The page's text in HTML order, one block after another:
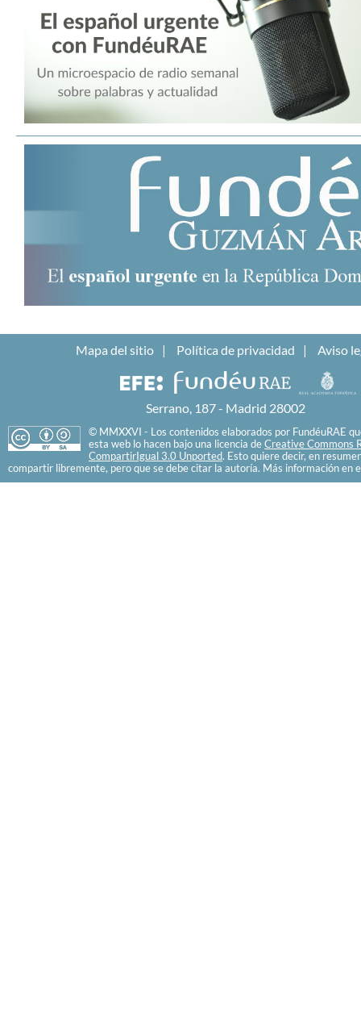
Mapa del sitio Política de privacidad Aviso
Serrano, 187 - Madrid 28002
© MMXXVI - Los contenidos elaborados por FundéuRAE
esta web lo hacen bajo una licencia de Creative Commons
CompartirIgual 3.0 Unported. Esto quiere decir, en
compartir libremente, pero que se debe citar la autoría. Más información en